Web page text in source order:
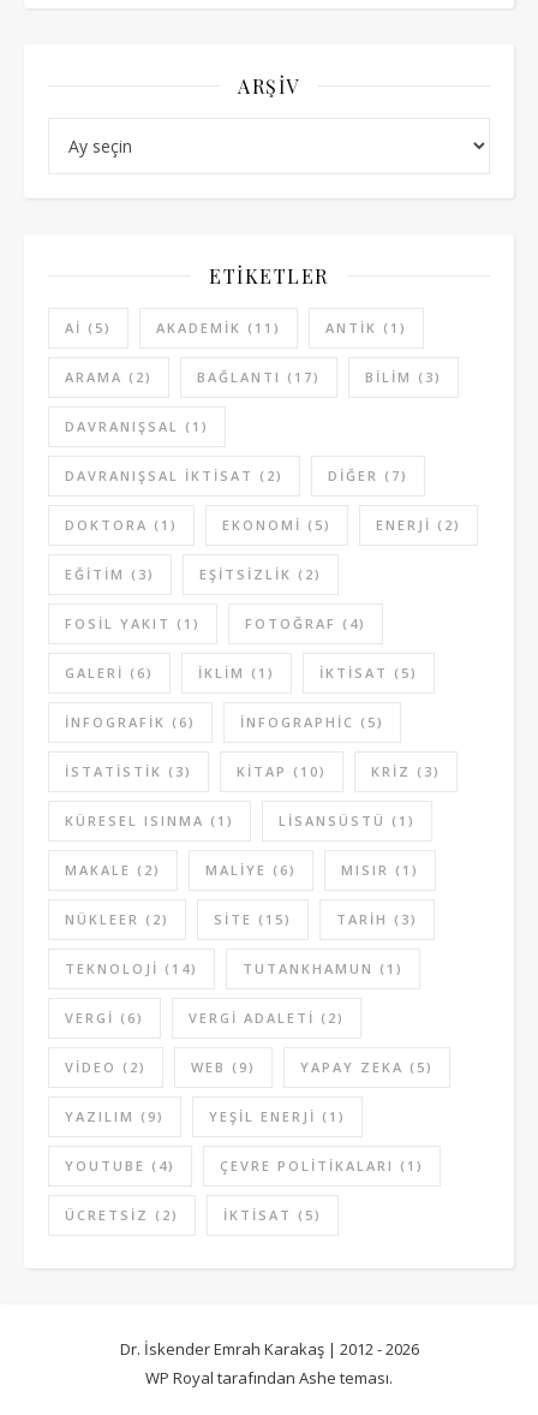
ARŞIV
ETIKETLER
AI (5) AKADEMIK (11) ANTIK (1)
ARAMA (2) BAĞLANTI (17) BILIM (3)
DAVRANIŞSAL (1)
DAVRANIŞSAL IKTISAT (2) DIĞER (7)
DOKTORA (1) EKONOMI (5) ENERJI (2)
EĞITIM (3) EŞITSIZLIK (2)
FOSIL YAKIT (1) FOTOĞRAF (4)
GALERI (6) IKLIM (1) IKTISAT (5)
INFOGRAFIK (6) INFOGRAPHIC (5)
ISTATISTIK (3) KITAP (10) KRIZ (3)
KÜRESEL ISINMA (1) LISANSÜSTÜ (1)
MAKALE (2) MALIYE (6) MISIR (1)
NÜKLEER (2) SITE (15) TARIH (3)
TEKNOLOJI (14) TUTANKHAMUN (1)
VERGI (6) VERGI ADALETI (2)
VIDEO (2) WEB (9) YAPAY ZEKA (5)
YAZILIM (9) YEŞIL ENERJI (1)
YOUTUBE (4) ÇEVRE POLITIKALARI (1)
ÜCRETSIZ (2) İKTISAT (5)
Dr. İskender Emrah Karakaş | 2012 - 2026
WP Royal tarafından Ashe teması.